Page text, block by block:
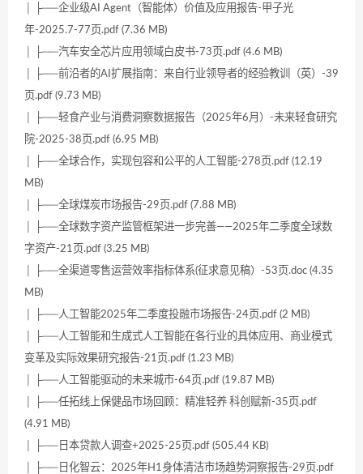
│ ├──企业级AI Agent（智能体）价值及应用报告-甲子光
年-2025.7-77页.pdf (7.36 MB)
│ ├──汽车安全芯片应用领域白皮书-73页.pdf (4.6 MB)
│ ├──前沿者的AI扩展指南：来自行业领导者的经验教训（英）-39
页.pdf (9.73 MB)
│ ├──轻食产业与消费洞察数据报告（2025年6月）-未来轻食研究
院-2025-38页.pdf (6.95 MB)
│ ├──全球合作，实现包容和公平的人工智能-278页.pdf (12.19
MB)
│ ├──全球煤炭市场报告-29页.pdf (7.88 MB)
│ ├──全球数字资产监管框架进一步完善——2025年二季度全球数
字资产-21页.pdf (3.25 MB)
│ ├──全渠道零售运营效率指标体系(征求意见稿）-53页.doc (4.35
MB)
│ ├──人工智能2025年二季度投融市场报告-24页.pdf (2 MB)
│ ├──人工智能和生成式人工智能在各行业的具体应用、商业模式
变革及实际效果研究报告-21页.pdf (1.23 MB)
│ ├──人工智能驱动的未来城市-64页.pdf (19.87 MB)
│ ├──任拓线上保健品市场回顾：精准轻养 科创赋新-35页.pdf
(4.91 MB)
│ ├──日本贷款人调查+2025-25页.pdf (505.44 KB)
│ ├──日化智云：2025年H1身体清洁市场趋势洞察报告-29页.pdf